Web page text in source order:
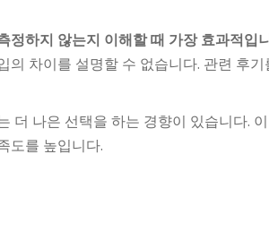
정하지 않는지 이해할 때 가장 효과적입
차이를 설명할 수 없습니다. 관련 후기
더 나은 선택을 하는 경향이 있습니다.
도를 높입니다.